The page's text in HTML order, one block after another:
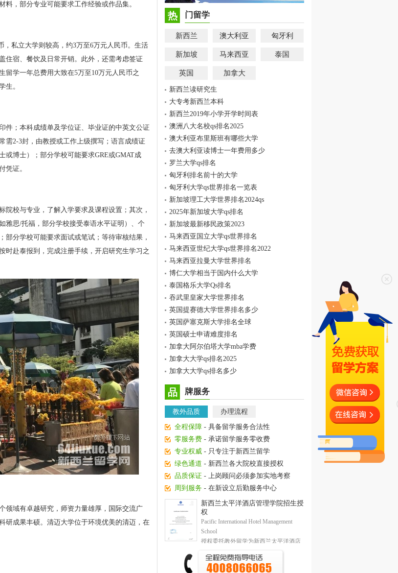
，部分专业可能要求工作经验或作品集。
私立大学则较高，约3万至6万元人民币。生活
住宿、餐饮及日常开销。此外，还需考虑签证
留学一年总费用大致在5万至10万元人民币之
生。
件；本科成绩单及学位证、毕业证的中英文公证
需2-3封，由教授或工作上级撰写；语言成绩证
或博士）；部分学校可能要求GRE或GMAT成
凭证。
校与专业，了解入学要求及课程设置；其次，
雅思/托福，部分学校接受泰语水平证明）、个
部分学校可能要求面试或笔试；等待审核结果，
时赴泰报到，完成注册手续，开启研究生学习之
领域有卓越研究，师资力量雄厚，国际交流广
研成果丰硕。清迈大学位于环境优美的清迈，在
热 门留学
新西兰 澳大利亚 匈牙利
新加坡 马来西亚 泰国
英国 加拿大
新西兰读研究生
大专考新西兰本科
新西兰2019年小学开学时间表
澳洲八大名校qs排名2025
澳大利亚布里斯班有哪些大学
去澳大利亚读博士一年费用多少
罗兰大学qs排名
匈牙利排名前十的大学
匈牙利大学qs世界排名一览表
新加坡理工大学世界排名2024qs
2025年新加坡大学qs排名
新加坡最新移民政策2023
马来西亚国立大学qs世界排名
马来西亚世纪大学qs世界排名2022
马来西亚拉曼大学世界排名
博仁大学相当于国内什么大学
泰国格乐大学Qs排名
吞武里皇家大学世界排名
英国提赛德大学世界排名多少
英国萨塞克斯大学排名全球
英国硕士申请难度排名
加拿大阿尔伯塔大学mba学费
加拿大大学qs排名2025
加拿大大学qs排名多少
品 牌服务
教外品质 办理流程
全程保障 - 具备留学服务合法性
零服务费 - 承诺留学服务零收费
专业权威 - 只专注于新西兰留学
绿色通道 - 新西兰各大院校直接授权
品质保证 - 上岗顾问必须参加实地考察
周到服务 - 在新设立后勤服务中心